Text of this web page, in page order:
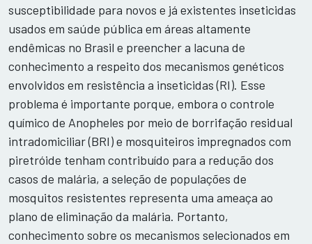
susceptibilidade para novos e já existentes inseticidas
usados em saúde pública em áreas altamente
endêmicas no Brasil e preencher a lacuna de
conhecimento a respeito dos mecanismos genéticos
envolvidos em resistência a inseticidas (RI). Esse
problema é importante porque, embora o controle
químico de Anopheles por meio de borrifação residual
intradomiciliar (BRI) e mosquiteiros impregnados com
piretróide tenham contribuído para a redução dos
casos de malária, a seleção de populações de
mosquitos resistentes representa uma ameaça ao
plano de eliminação da malária. Portanto,
conhecimento sobre os mecanismos selecionados em